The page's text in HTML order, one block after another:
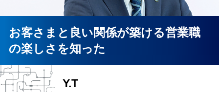
Y.T
お客さまと良い関係が築ける営業職
の楽しさを知った